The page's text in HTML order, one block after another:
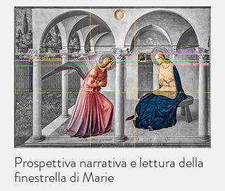
Prospettiva narrativa e lettura della
finestrella di Marie